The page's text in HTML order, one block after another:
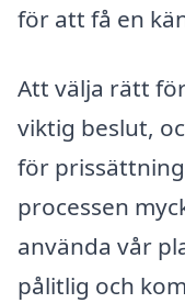
för att få en
Att välja rätt
viktig beslut,
för
processen
använda vår
pålitlig och